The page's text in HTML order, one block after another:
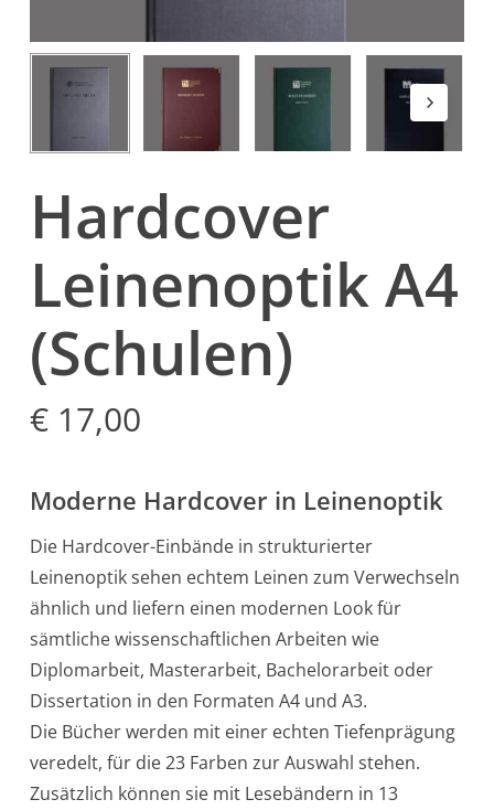
Hardcover
Leinenoptik A4
(Schulen)
€17,00
Moderne Hardcover in Leinenoptik
Die Hardcover-Einbände in strukturierter
Leinenoptik sehen echtem Leinen zum Verwechseln
ähnlich und liefern einen modernen Look für
sämtliche wissenschaftlichen Arbeiten wie
Diplomarbeit, Masterarbeit, Bachelorarbeit oder
Dissertation in den Formaten A4 und A3.
Die Bücher werden mit einer echten Tiefenprägung
veredelt, für die 23 Farben zur Auswahl stehen.
Zusätzlich können sie mit Lesebändern in 13